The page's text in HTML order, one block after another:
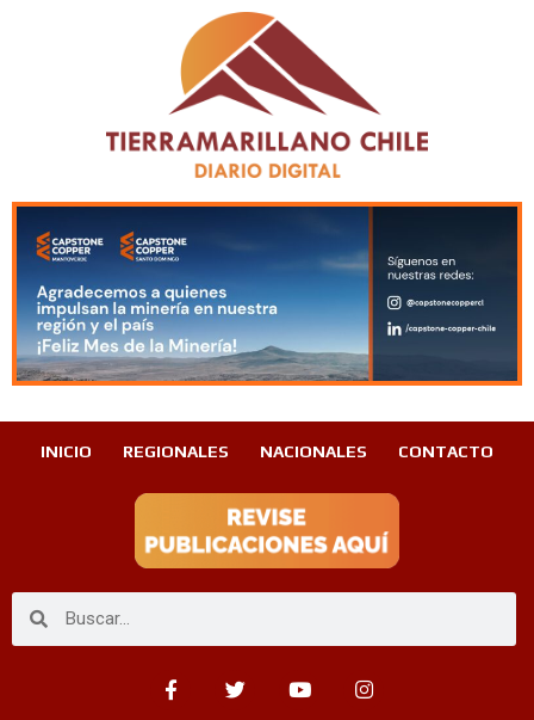
INICIO REGIONALES NACIONALES CONTACTO